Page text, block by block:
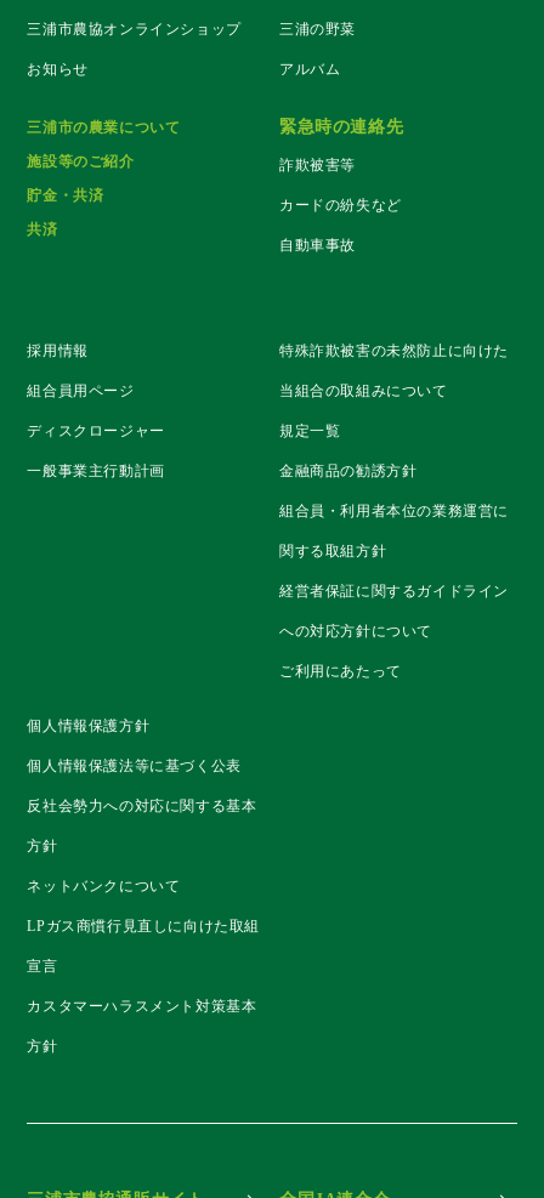
三浦市農協オンラインショップ
お知らせ
三浦の野菜
アルバム
三浦市の農業について
施設等のご紹介
貯金・共済
共済
緊急時の連絡先
詐欺被害等
カードの紛失など
自動車事故
採用情報
組合員用ページ
ディスクロージャー
一般事業主行動計画
特殊詐欺被害の未然防止に向けた
当組合の取組みについて
規定一覧
金融商品の勧誘方針
組合員・利用者本位の業務運営に
関する取組方針
経営者保証に関するガイドライン
への対応方針について
ご利用にあたって
個人情報保護方針
個人情報保護法等に基づく公表
反社会勢力への対応に関する基本
方針
ネットバンクについて
LPガス商慣行見直しに向けた取組
宣言
カスタマーハラスメント対策基本
方針